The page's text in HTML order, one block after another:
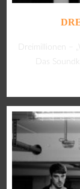
Dreimillionen –
Das